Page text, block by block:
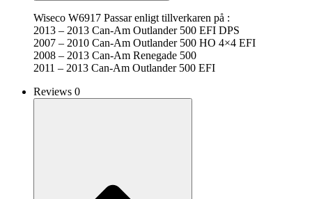
Wiseco W6917 Passar enligt tillverkaren på :
2013 – 2013 Can-Am Outlander 500 EFI DPS
2007 – 2010 Can-Am Outlander 500 HO 4×4 EFI
2008 – 2013 Can-Am Renegade 500
2011 – 2013 Can-Am Outlander 500 EFI
Reviews 0